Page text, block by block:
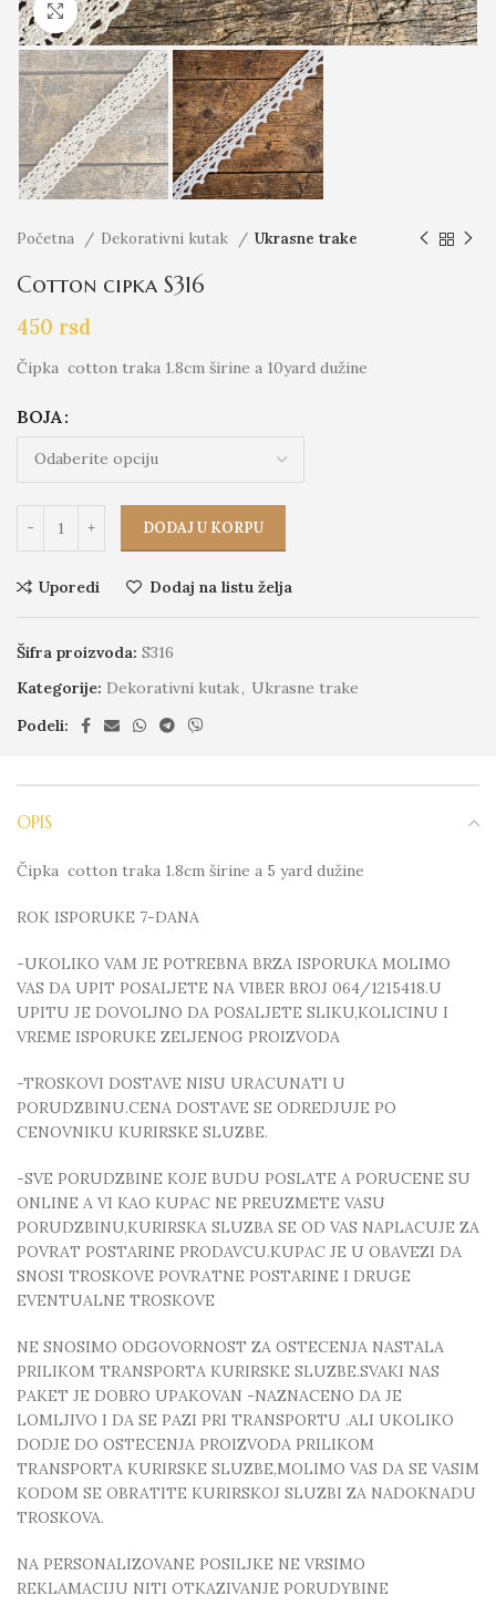
Click to enlarge
Početna Dekorativni kutak Ukrasne trake
Cotton cipka S316
450 rsd
Čipka cotton traka 1.8cm širine a 10yard dužine
BOJA
DODAJ U KORPU
Uporedi Dodaj na listu želja
Šifra proizvoda: S316
Kategorije: Dekorativni kutak, Ukrasne trake
Podeli:
OPIS
Čipka cotton traka 1.8cm širine a 5 yard dužine
ROK ISPORUKE 7-DANA
-UKOLIKO VAM JE POTREBNA BRZA ISPORUKA MOLIMO
VAS DA UPIT POSALJETE NA VIBER BROJ 064/1215418.U
UPITU JE DOVOLJNO DA POSALJETE SLIKU,KOLICINU I
VREME ISPORUKE ZELJENOG PROIZVODA
-TROSKOVI DOSTAVE NISU URACUNATI U
PORUDZBINU.CENA DOSTAVE SE ODREDJUJE PO
CENOVNIKU KURIRSKE SLUZBE.
-SVE PORUDZBINE KOJE BUDU POSLATE A PORUCENE SU
ONLINE A VI KAO KUPAC NE PREUZMETE VASU
PORUDZBINU,KURIRSKA SLUZBA SE OD VAS NAPLACUJE ZA
POVRAT POSTARINE PRODAVCU.KUPAC JE U OBAVEZI DA
SNOSI TROSKOVE POVRATNE POSTARINE I DRUGE
EVENTUALNE TROSKOVE
NE SNOSIMO ODGOVORNOST ZA OSTECENJA NASTALA
PRILIKOM TRANSPORTA KURIRSKE SLUZBE.SVAKI NAS
PAKET JE DOBRO UPAKOVAN -NAZNACENO DA JE
LOMLJIVO I DA SE PAZI PRI TRANSPORTU .ALI UKOLIKO
DODJE DO OSTECENJA PROIZVODA PRILIKOM
TRANSPORTA KURIRSKE SLUZBE,MOLIMO VAS DA SE VASIM
KODOM SE OBRATITE KURIRSKOJ SLUZBI ZA NADOKNADU
TROSKOVA.
NA PERSONALIZOVANE POSILJKE NE VRSIMO
REKLAMACIJU NITI OTKAZIVANJE PORUDYBINE